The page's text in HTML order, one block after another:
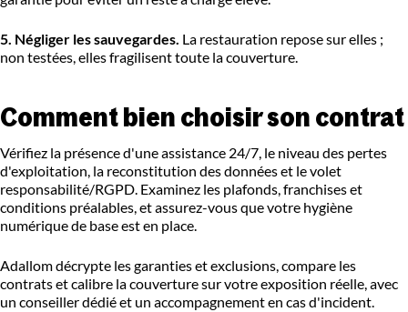
5. Négliger les sauvegardes. La restauration repose sur elles ;
non testées, elles fragilisent toute la couverture.
Comment bien choisir son contrat
Vérifiez la présence d'une assistance 24/7, le niveau des pertes
d'exploitation, la reconstitution des données et le volet
responsabilité/RGPD. Examinez les plafonds, franchises et
conditions préalables, et assurez-vous que votre hygiène
numérique de base est en place.
Adallom décrypte les garanties et exclusions, compare les
contrats et calibre la couverture sur votre exposition réelle, avec
un conseiller dédié et un accompagnement en cas d'incident.